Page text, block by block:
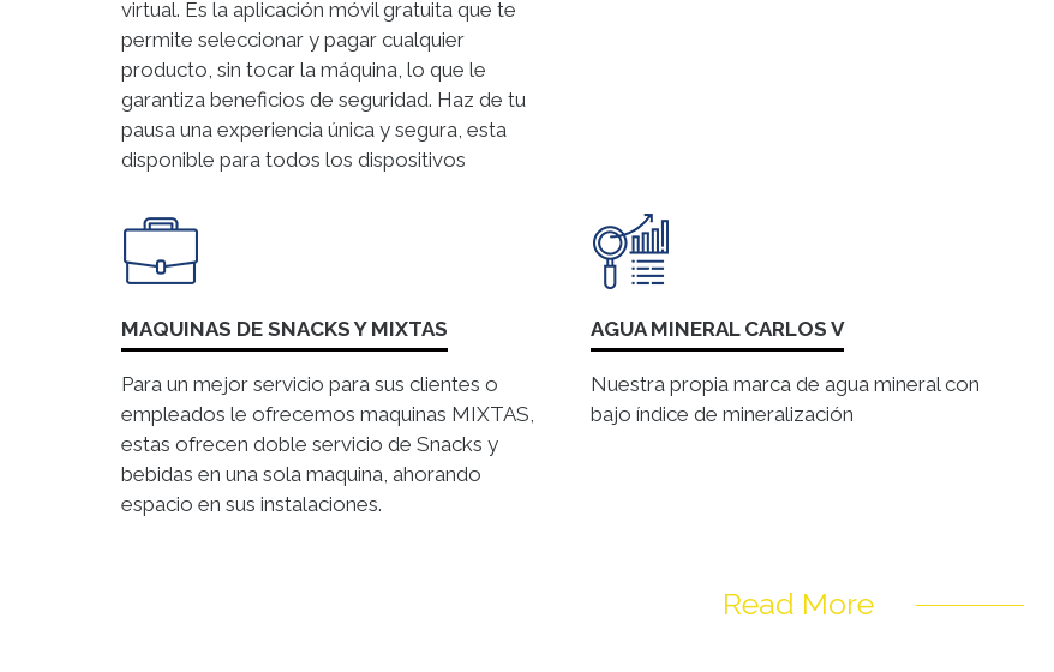
virtual. Es la aplicación móvil gratuita que te
permite seleccionar y pagar cualquier
producto, sin tocar la máquina, lo que le
garantiza beneficios de seguridad. Haz de tu
pausa una experiencia única y segura, esta
disponible para todos los dispositivos
MAQUINAS DE SNACKS Y MIXTAS
Para un mejor servicio para sus clientes o
empleados le ofrecemos maquinas MIXTAS,
estas ofrecen doble servicio de Snacks y
bebidas en una sola maquina, ahorando
espacio en sus instalaciones.
AGUA MINERAL CARLOS V
Nuestra propia marca de agua mineral con
bajo índice de mineralización
Read More